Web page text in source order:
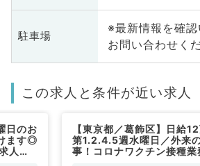
駐車場
※最新情報を確
お問い合わせく
この求人と条件が近い求人
日のお
ます◎
人！
【東京都／葛飾区】日給
第1.2.4.5週水曜日／外来
事！コロナワクチン接種業